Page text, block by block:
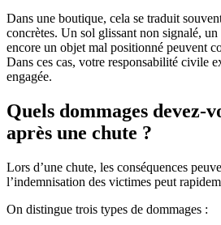
Dans une boutique, cela se traduit
concrètes. Un sol glissant non signalé,
encore un objet mal positionné peuvent
Dans ces cas, votre responsabilité civile
engagée.
Quels dommages devez-
après une chute ?
Lors d’une chute, les conséquences
l’indemnisation des victimes peut
On distingue trois types de dommages :